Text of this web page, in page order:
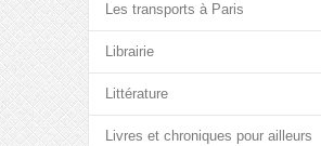
Les transports à Paris
Librairie
Littérature
Livres et chroniques pour ailleurs